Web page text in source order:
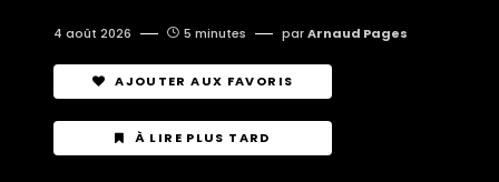
4 août 2026 5 minutes parArnaud Pages
AJOUTER AUX FAVORIS
À LIRE PLUS TARD